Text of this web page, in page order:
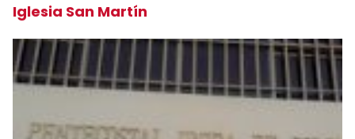
Iglesia San Martín